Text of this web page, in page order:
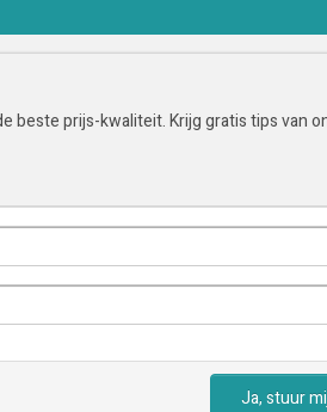
beste prijs-kwaliteit. Krijg gratis tips van
Ja, stuur